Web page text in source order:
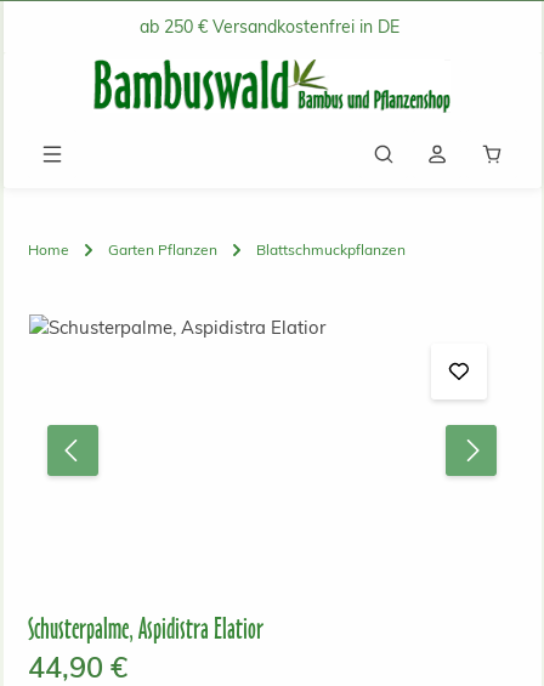
Zum Hauptinhalt springenab 250 € Versandkostenfrei in DE
Home Garten Pflanzen Blattschmuckpflanzen
Bildergalerie überspringen
Schusterpalme, Aspidistra Elatior
Regulärer Preis:
44,90 €